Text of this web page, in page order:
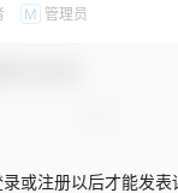
M 管理员
或注册以后才能发表